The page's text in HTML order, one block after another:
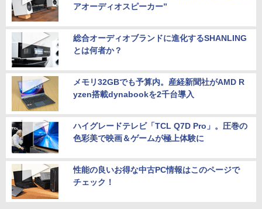
アオーディオスピーカー”
総合オーディオブランドに進化するSHANLING
とは何者か？
メモリ32GBでも予算内。産経新聞社がAMD R
yzen搭載dynabookを2千台導入
ハイグレードテレビ「TCL Q7D Pro」。圧巻の
色彩美で映画＆ゲームが極上体験に
性能の良いお得な中古PC情報はこのページで
チェック！